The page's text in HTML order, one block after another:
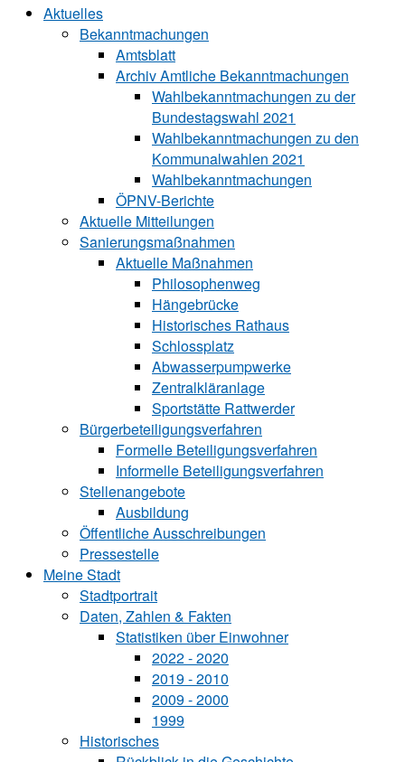
Aktuelles
Bekanntmachungen
Amtsblatt
Archiv Amtliche Bekanntmachungen
Wahlbekanntmachungen zu der
Bundestagswahl 2021
Wahlbekanntmachungen zu den
Kommunalwahlen 2021
Wahlbekanntmachungen
ÖPNV-Berichte
Aktuelle Mitteilungen
Sa‍ni‍erungs‍maß‍nah‍men
Aktuelle Maßnahmen
Philosophenweg
Hängebrücke
Historisches Rathaus
Schlossplatz
Abwasserpumpwerke
Zentralkläranlage
Sportstätte Rattwerder
Bürgerbeteiligungsverfahren
Formelle Beteiligungsverfahren
Informelle Beteiligungsverfahren
Stellenangebote
Ausbildung
Öffentliche Ausschreibungen
Pressestelle
Meine Stadt
Stadtportrait
Daten, Zahlen & Fakten
Statistiken über Ein‍woh‍ner
2022 - 2020
2019 - 2010
2009 - 2000
1999
Historisches